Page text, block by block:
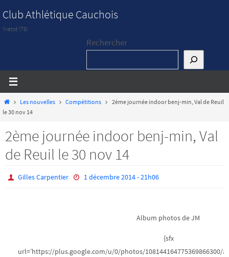
vers
le
Club Athlétique Cauchois
Yvetot (76)
Rechercher
HomeLes nouvelles Compétitions
2ème journée indoor benj-min, Val de Reuil
le 30 nov 14
2ème journée indoor benj-min, Val
de Reuil le 30 nov 14
Gilles Carpentier 1 décembre 2014 - 21h06
Album photos de JM
{sfx
url=’https://plus.google.com/u/0/photos/108144164775369866300/